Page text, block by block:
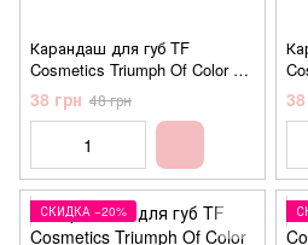
Карандаш для губ TF
Cosmetics Triumph Of Color W-
212 №204 Nude (нюд)
38 грн 48 грн
СКИДКА −20%